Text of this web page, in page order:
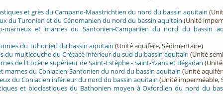
et grès du Campano-Maastrichtien du nord du bassin aquitain
du Turonien et du Cénomanien du nord du bassin aquitain (Unité
marneux et marnes du Santonien-Campanien du nord du bassin
du Tithonien du bassin aquitain (Unité aquifère, Sédimentaire)
du multicouche du Crétacé inférieur du sud du bassin aquitain (Unité
de l'Eocène supérieur de Saint-Estèphe - Saint-Yzans et Bégadan
marnes du Coniacien-Santonien du nord du bassin aquitain (Unité
du Coniacien inférieur du nord du bassin aquitain (Unité imperméable,
et bioclastiques du Bathonien moyen à Oxfordien du nord du